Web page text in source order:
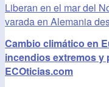
Liberan en el mar del
varada en Alemania
Cambio climático en
incendios extremos y
ECOticias.com